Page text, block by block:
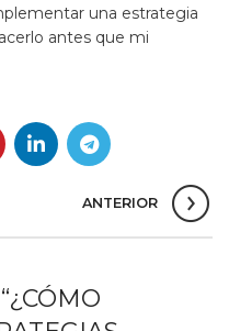
una estrategia
antes que mi
ANTERIOR
¿CÓMO